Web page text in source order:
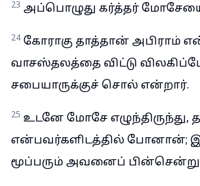
23 அப்பொழுது கர்த்தர்
24 கோராகு தாத்தான் அபிராம்
வாசஸ்தலத்தை விட்டு
சபையாருக்குச் சொல் என்றார்.
25 உடனே மோசே எழுந்திருந்து,
என்பவர்களிடத்தில் போனான்;
மூப்பரும் அவனைப்